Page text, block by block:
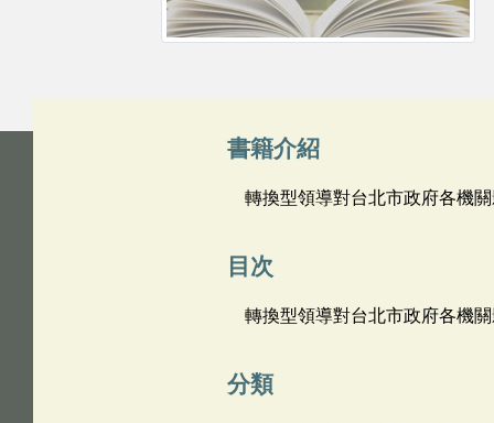
書籍介紹
轉換型領導對台北市政府各機
目次
轉換型領導對台北市政府各機
分類